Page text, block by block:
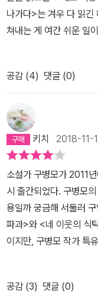
도 너는 너일 뿐이라는
런 걸 보면 그 동안 네가
려에다 일어나지도 않
고. 그것에 이루 말할 길
다고. - 162-“그래도 살
곤은 지금껏 자신이 들어
지금 이 말에 비하면 얼
았다. 언제나 강하가 자
만 지금의 말은 그것을
같았다. - 1852018.
나가다>는 겨우 다 읽긴
쳐내는 게 여간 쉬운 일
있는 무게를 넘어서는
게 이 작품들은 인물들
한 듯한, 그래서 소설에
있는 듯이 느껴졌다. (혹
의 사연이 나의 감상을
진달까.) 그래서인지 지
하나는 바로 ‘어둡기만
읽는 동안 위 소설들 생
위기를 풍기고, 절박한
다. 이를테면 몸이 아픈
는 거래처 직원의 손길
체된 월급 때문에 보증
한달치라도 달라고 하
말에 홧김에 그를 죽인
공감 (4) 댓글 (0)
키치 2018-11-
소설가 구병모가 2011
시 출간되었다. 구병모
용일까 궁금해 서둘러
파과>와 <네 이웃의 식
이지만, 구병모 작가 특
는 어머니뿐이고, 이 어
성이 어느 날 밤 다리 위
공감 (3) 댓글 (0)